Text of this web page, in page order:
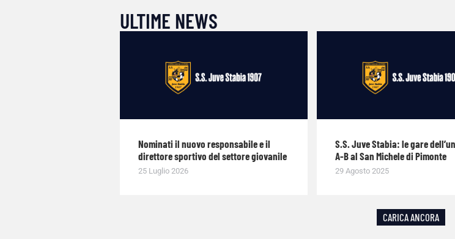
ULTIME NEWS
Nominati il nuovo responsabile e il
direttore sportivo del settore giovanile
25 Luglio 2026
S.S. Juve Stabia: le gare
A-B al San Michele di Pimonte
29 Agosto 2025
CARICA ANCORA